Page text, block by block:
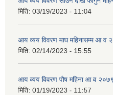
मिति: 03/19/2023 - 11:04
आय व्यय विवरण माघ महिनासम्म आ व
मिति: 02/14/2023 - 15:55
आय व्यय विवरण पौष महिना आ व
मिति: 01/19/2023 - 11:57